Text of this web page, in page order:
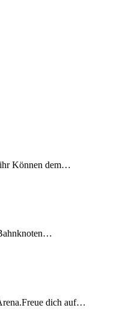
ihr Können dem…
dich auf…